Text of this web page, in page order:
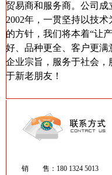
贸易商和服务商。公司成
2002年，一贯坚持以技术
的方针，我们将本着“让
好、品种更全、客户更满
企业宗旨，服务于社会，
于新老朋友！
销 售：180 1324 5013